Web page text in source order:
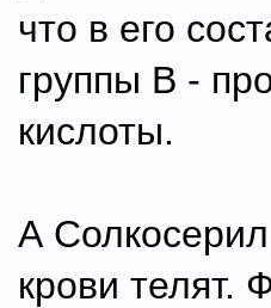
что в его
группы В -
кислоты.
А
крови телят.